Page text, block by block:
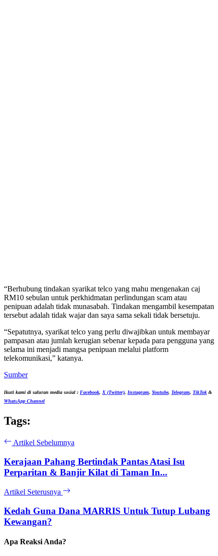
“Berhubung tindakan syarikat telco yang mahu mengenakan caj
RM10 sebulan untuk perkhidmatan perlindungan scam atau
penipuan adalah tidak munasabah. Tindakan mengambil kesempatan
tersebut adalah tidak wajar dan saya sama sekali tidak bersetuju.
“Sepatutnya, syarikat telco yang perlu diwajibkan untuk membayar
pampasan atau jumlah kerugian sebenar kepada para pengguna yang
selama ini menjadi mangsa penipuan melalui platform
telekomunikasi,” katanya.
Sumber
Ikuti kami di saluran media sosial : Facebook, X (Twitter), Instagram, Youtube, Telegram, TikTok &
WhatsApp Channel
Tags:
Artikel Sebelumnya
Kerajaan Pahang Bertindak Pantas Atasi Isu
Perparitan & Banjir Kilat di Taman In...
Artikel Seterusnya
Kedah Guna Dana MARRIS Untuk Tutup Lubang
Kewangan?
Apa Reaksi Anda?